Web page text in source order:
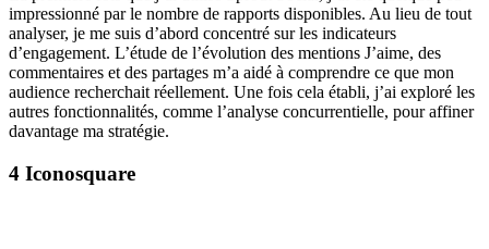
impressionné par le nombre de rapports disponibles. Au lieu de tout
analyser, je me suis d’abord concentré sur les indicateurs
d’engagement. L’étude de l’évolution des mentions J’aime, des
commentaires et des partages m’a aidé à comprendre ce que mon
audience recherchait réellement. Une fois cela établi, j’ai exploré les
autres fonctionnalités, comme l’analyse concurrentielle, pour affiner
davantage ma stratégie.
4 Iconosquare